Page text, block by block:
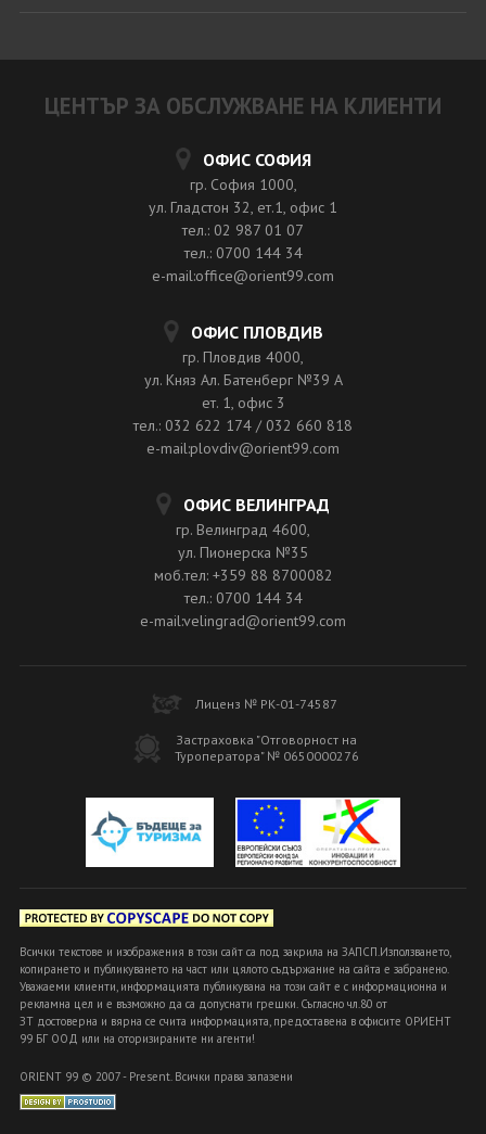
ЦЕНТЪР ЗА ОБСЛУЖВАНЕ НА КЛИЕНТИ
ОФИС СОФИЯ
гр. София 1000,
ул. Гладстон 32, ет.1, офис 1
тел.: 02 987 01 07
тел.: 0700 144 34
e-mail:office@orient99.com
ОФИС ПЛОВДИВ
гр. Пловдив 4000,
ул. Княз Ал. Батенберг №39 A
ет. 1, офис 3
тел.: 032 622 174 / 032 660 818
e-mail:plovdiv@orient99.com
ОФИС ВЕЛИНГРАД
гр. Велинград 4600,
ул. Пионерска №35
моб.тел: +359 88 8700082
тел.: 0700 144 34
e-mail:velingrad@orient99.com
Лиценз № РК-01-74587
Застраховка "Отговорност на
Туроператора" № 0650000276
Всички текстове и изображения в този сайт са под закрила на ЗАПСП.Използването,
копирането и публикуването на част или цялото съдържание на сайта е забранено.
Уважаеми клиенти, информацията публикувана на този сайт е с информационна и
рекламна цел и е възможно да са допуснати грешки. Съгласно чл.80 от
ЗТ достоверна и вярна се счита информацията, предоставена в офисите ОРИЕНТ
99 БГ ООД или на оторизираните ни агенти!
ORIENT 99 © 2007 - Present. Всички права запазени